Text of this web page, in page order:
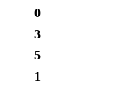
0
3
5
1